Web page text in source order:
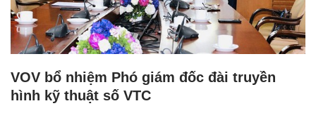
VOV bổ nhiệm Phó giám đốc đài truyền
hình kỹ thuật số VTC